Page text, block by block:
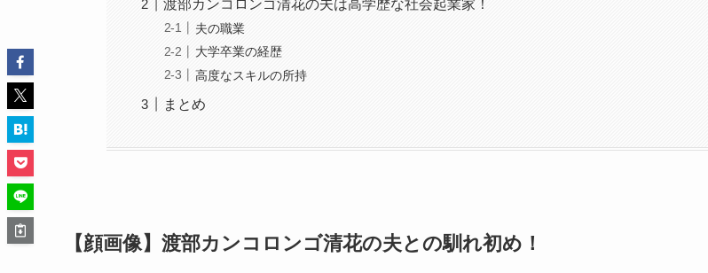
渡部カンコロンゴ清花の夫は高学歴な社会起業家！
夫の職業
大学卒業の経歴
高度なスキルの所持
まとめ
【顔画像】渡部カンコロンゴ清花の夫との馴れ初め！